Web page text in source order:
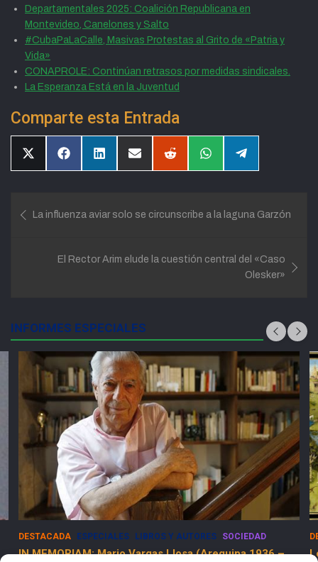
Departamentales 2025: Coalición Republicana en
Montevideo, Canelones y Salto
#CubaPaLaCalle, Masivas Protestas al Grito de «Patria y
Vida»
CONAPROLE: Continúan retrasos por medidas sindicales.
La Esperanza Está en la Juventud
Comparte esta Entrada
CompartirCompartirCompartirCompartirCompartirCompartirCompartir
de
La influenza aviar solo se circunscribe a la laguna Garzón
El Rector Arim elude la cuestión central del «Caso
Olesker»
INFORMES ESPECIALES
DESTACADA ESPECIALES LIBROS Y AUTORES SOCIEDAD
IN MEMORIAM: Mario Vargas Llosa (Arequipa 1936 –